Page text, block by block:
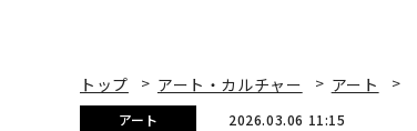
トップ アート・カルチャー アート
アート 2026.03.06 11:15